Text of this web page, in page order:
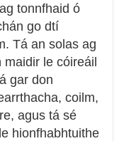
tonnfhaid ó
go dtí
Tá an solas ag
maidir le cóireáil
gar don
coilm,
agus tá sé
hionfhabhtuithe